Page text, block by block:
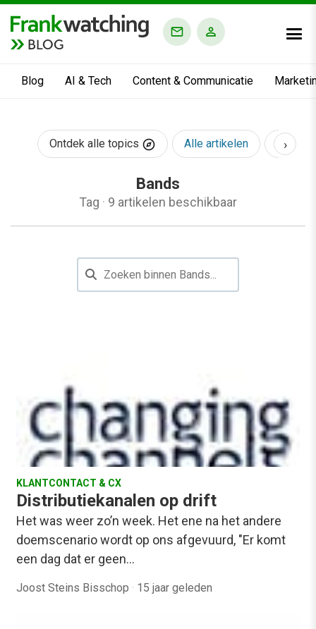
BLOG
Blog AI & Tech Content & Communicatie
Ontdek alle topics Alle artikelen AI &
›
Bands
Tag · 9 artikelen beschikbaar
KLANTCONTACT & CX
Distributiekanalen op drift
Het was weer zo’n week. Het ene na het andere
doemscenario wordt op ons afgevuurd, "Er komt
een dag dat er geen…
Joost Steins Bisschop · 15 jaar geleden